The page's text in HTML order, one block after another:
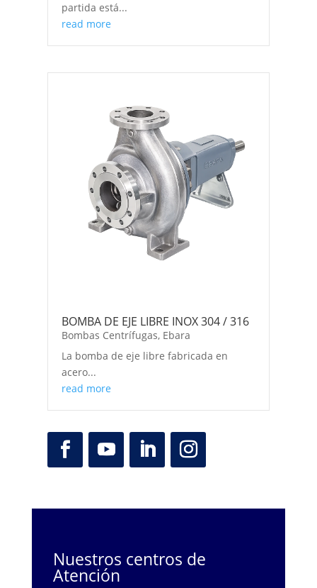
partida está...
read more
BOMBA DE EJE LIBRE INOX 304 / 316
Bombas Centrífugas, Ebara
La bomba de eje libre fabricada en
acero...
read more
Nuestros centros de
Atención